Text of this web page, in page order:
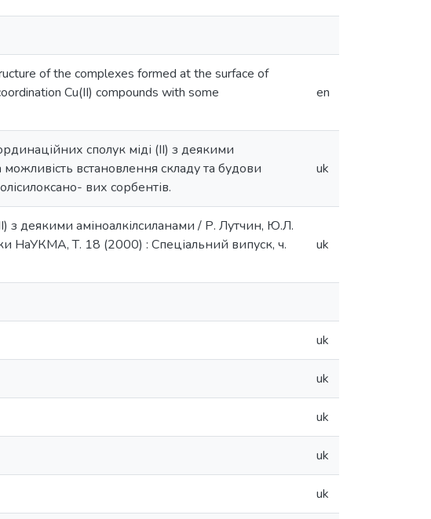
of the complexes formed at the surface of
Cu(II) compounds with some
en
сполук міді (II) з деякими
встановлення складу та будови
вих сорбентів.
uk
з деякими аміноалкілсиланами / Р. Лутчин, Ю.Л.
НаУКМА, Т. 18 (2000) : Спеціальний випуск, ч.
uk
uk
uk
uk
uk
uk